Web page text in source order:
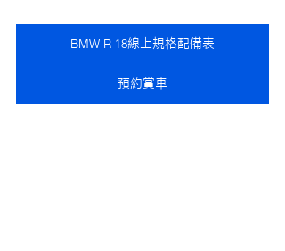
BMW R 18線上規格配備表
預約賞車